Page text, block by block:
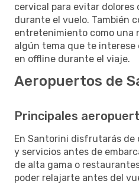
cervical para evitar dolores
durante el vuelo. También
entretenimiento como una
algún tema que te
en offline durante el viaje.
Aeropuertos de
Principales
En Santorini disfrutarás
y servicios antes de
de alta gama o
poder relajarte antes del